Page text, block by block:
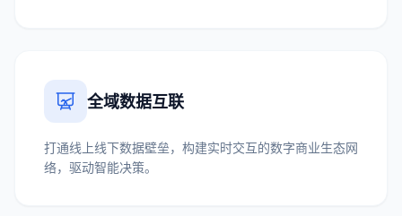
全域数据互联
打通线上线下数据壁垒，构建实时交互的数字商业生态网
络，驱动智能决策。